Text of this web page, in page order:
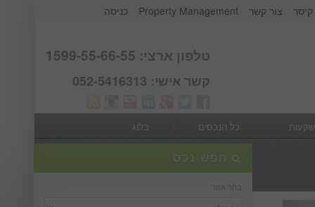
Webmail
כניסה Property Management צור קשר
טלפון ארצי: 1599-55-66-55
קשר אישי: 052-5416313
כל הנכסים
בלוג
חפש נכס
בחר אזור